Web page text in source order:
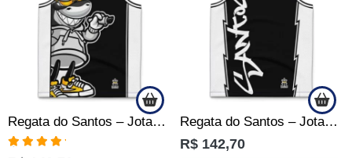
Regata do Santos – Jotaz – Mascote grafiteiro – Masculino Regata do Santos – Jotaz – Grafite black – Masculino
R$ 142,70